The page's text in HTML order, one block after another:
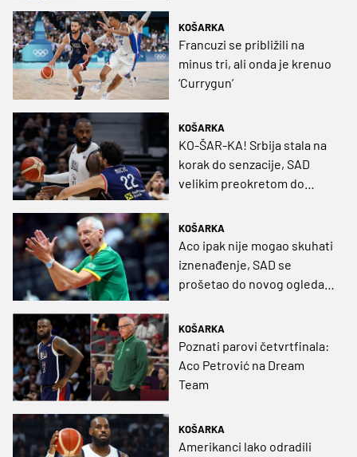
KOŠARKA
Francuzi se približili na
minus tri, ali onda je krenuo
‘Currygun’
KOŠARKA
KO-ŠAR-KA! Srbija stala na
korak do senzacije, SAD
velikim preokretom do
KOŠARKA
Aco ipak nije mogao skuhati
iznenađenje, SAD se
prošetao do novog ogleda
KOŠARKA
Poznati parovi četvrtfinala:
Aco Petrović na Dream
Team
KOŠARKA
Amerikanci lako odradili